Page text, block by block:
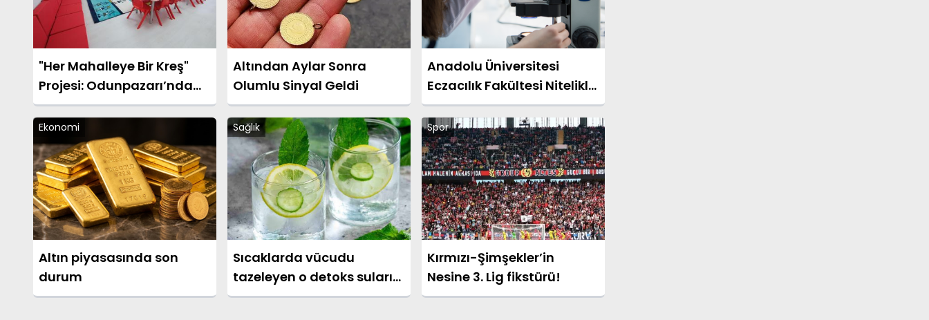
"Her Mahalleye Bir Kreş"
Projesi: Odunpazarı’nda
Kreş Kayıtları Başladı
Altından Aylar Sonra
Olumlu Sinyal Geldi
Anadolu Üniversitesi
Eczacılık Fakültesi Nitelikli
Eğitimini Sürdürüyor
Ekonomi
Altın piyasasında son
durum
Sağlık
Sıcaklarda vücudu
tazeleyen o detoks suları
nasıl yapılır?
Spor
Kırmızı-Şimşekler’in
Nesine 3. Lig fikstürü!